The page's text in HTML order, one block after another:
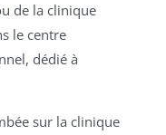
de la clinique
le centre
dédié à
sur la clinique